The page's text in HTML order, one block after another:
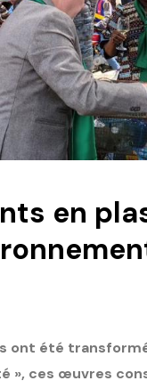
en
ont été
», ces œuvres